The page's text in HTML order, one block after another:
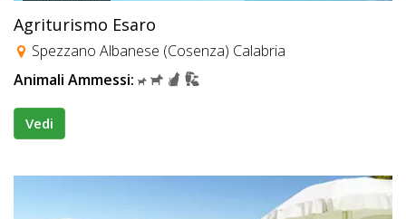
Agriturismo Esaro
Spezzano Albanese (Cosenza) Calabria
Animali Ammessi:
Vedi